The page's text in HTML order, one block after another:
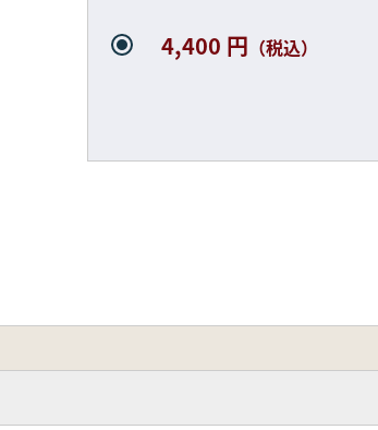
4,400 円 （税込）